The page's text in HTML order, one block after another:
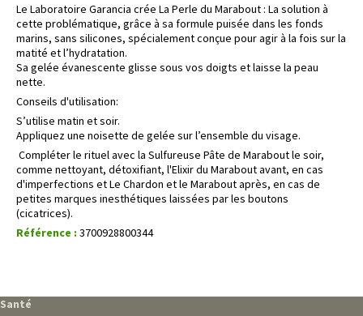
Le Laboratoire Garancia crée La Perle du Marabout : La solution à
cette problématique, grâce à sa formule puisée dans les fonds
marins, sans silicones, spécialement conçue pour agir à la fois sur la
matité et l’hydratation.
Sa gelée évanescente glisse sous vos doigts et laisse la peau
nette.
Conseils d'utilisation:
S’utilise matin et soir.
Appliquez une noisette de gelée sur l’ensemble du visage.
Compléter le rituel avec la Sulfureuse Pâte de Marabout le soir,
comme nettoyant, détoxifiant, l'Elixir du Marabout avant, en cas
d'imperfections et Le Chardon et le Marabout après, en cas de
petites marques inesthétiques laissées par les boutons
(cicatrices).
Référence : 3700928800344
Santé